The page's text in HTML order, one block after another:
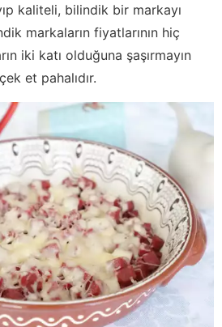
kaliteli, bilindik bir markayı
markaların fiyatlarının hiç
iki katı olduğuna şaşırmayın
et pahalıdır.